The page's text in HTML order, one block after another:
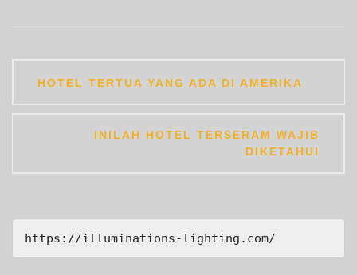
navigation
HOTEL TERTUA YANG ADA DI AMERIKA
INILAH HOTEL TERSERAM WAJIB
DIKETAHUI
https://illuminations-lighting.com/